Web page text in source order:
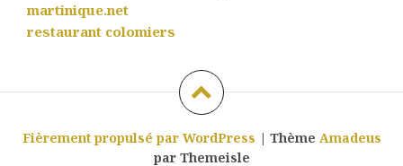
martinique.net
restaurant colomiers
Fièrement propulsé par WordPress | Thème Amadeus
par Themeisle